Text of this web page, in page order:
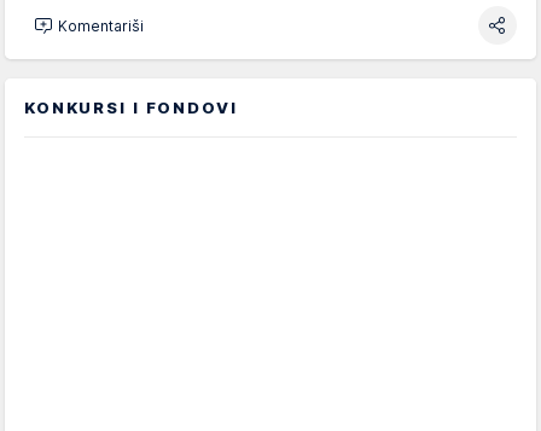
Komentariši
KONKURSI I FONDOVI